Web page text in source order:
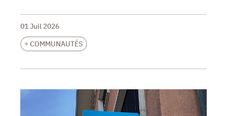
01 Juil 2026
COMMUNAUTÉS